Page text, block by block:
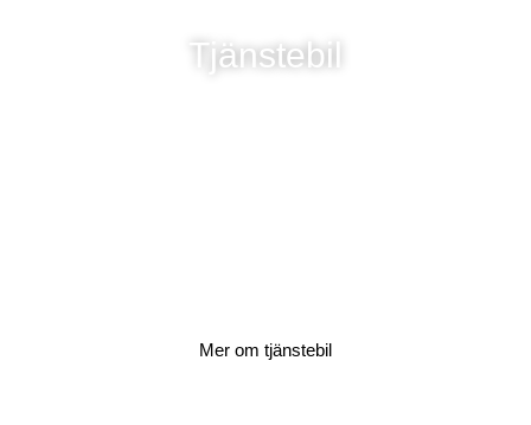
Tjänstebil
Mer om tjänstebil